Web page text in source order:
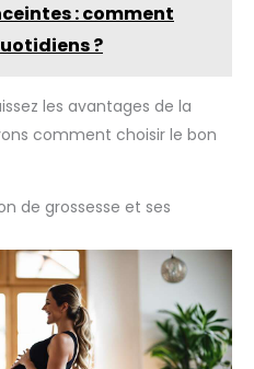
: comment
?
les avantages de la
comment choisir le bon
de grossesse et ses